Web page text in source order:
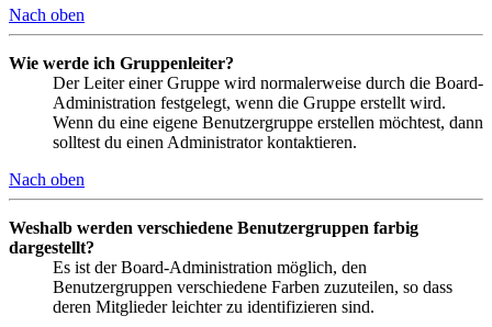
Nach oben
Wie werde ich Gruppenleiter?
Der Leiter einer Gruppe wird normalerweise durch die Board-
Administration festgelegt, wenn die Gruppe erstellt wird.
Wenn du eine eigene Benutzergruppe erstellen möchtest, dann
solltest du einen Administrator kontaktieren.
Nach oben
Weshalb werden verschiedene Benutzergruppen farbig
dargestellt?
Es ist der Board-Administration möglich, den
Benutzergruppen verschiedene Farben zuzuteilen, so dass
deren Mitglieder leichter zu identifizieren sind.